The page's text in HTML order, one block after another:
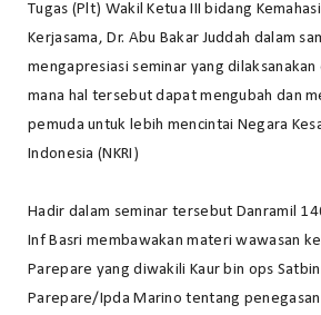
Tugas (Plt) Wakil Ketua III bidang
Kerjasama, Dr. Abu Bakar Juddah dalam
mengapresiasi seminar yang
mana hal tersebut dapat mengubah dan
pemuda untuk lebih mencintai Negara
Indonesia (NKRI)
Hadir dalam seminar tersebut Danramil
Inf Basri membawakan materi wawasan
Parepare yang diwakili Kaur bin ops
Parepare/Ipda Marino tentang